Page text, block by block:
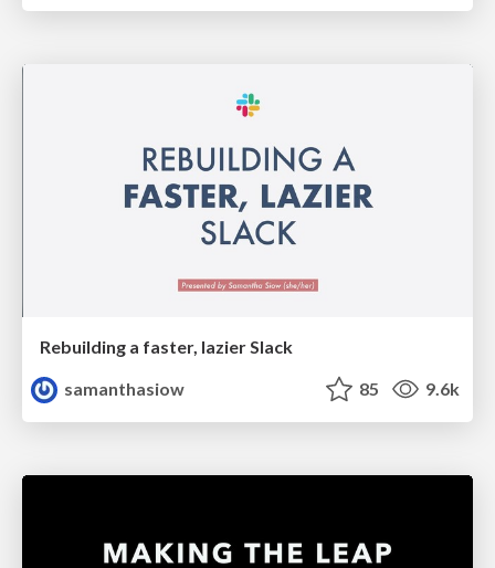
Rebuilding a faster, lazier Slack
samanthasiow
85 9.6k